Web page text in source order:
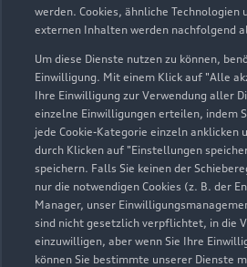
werden. Cookies, ähnliche Technologien
externen Inhalten werden nachfolgend
Um diese Dienste nutzen zu können,
Einwilligung. Mit einem Klick auf "Alle
Ihre Einwilligung zur Verwendung aller
einzelne Einwilligungen erteilen, indem
jede Cookie-Kategorie einzeln anklicken
durch Klicken auf "Einstellungen
speichern. Falls Sie keinen der
nur die notwendigen Cookies (z. B. der
Manager, unser
sind nicht gesetzlich verpflichtet, in die
einzuwilligen, aber wenn Sie Ihre
können Sie bestimmte unserer Dienste
info@vonkeitz.de
Kontaktdaten
Öffnungszeiten
Verkauf
Geöffnet bis
14:00